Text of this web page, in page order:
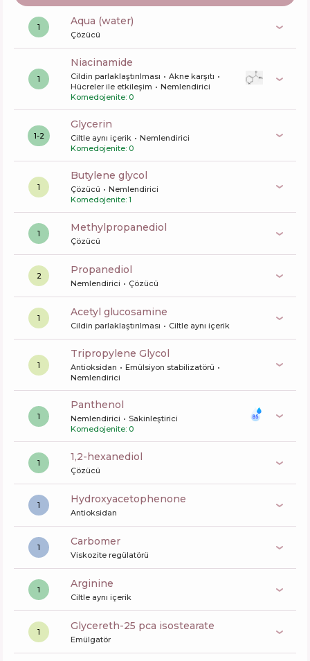
1 aqua (water)
Çözücü
1
niacinamide
Cildin parlaklaştırılması
Akne karşıtı
Hücreler ile etkileşim
Nemlendirici
Komedojenite: 0
1-2
glycerin
Ciltle aynı içerik
Nemlendirici
Komedojenite: 0
1
butylene glycol
Çözücü
Nemlendirici
Komedojenite: 1
1 methylpropanediol
Çözücü
2 propanediol
Nemlendirici Çözücü
1 acetyl glucosamine
Cildin parlaklaştırılması Ciltle aynı içerik
1
Tripropylene Glycol
Antioksidan
Emülsiyon stabilizatörü
Nemlendirici
1
panthenol
Nemlendirici
Sakinleştirici
Komedojenite: 0
1 1,2-hexanediol
Çözücü
1 Hydroxyacetophenone
Antioksidan
1 carbomer
Viskozite regülatörü
1 arginine
Ciltle aynı içerik
1 glycereth-25 pca isostearate
Emülgatör